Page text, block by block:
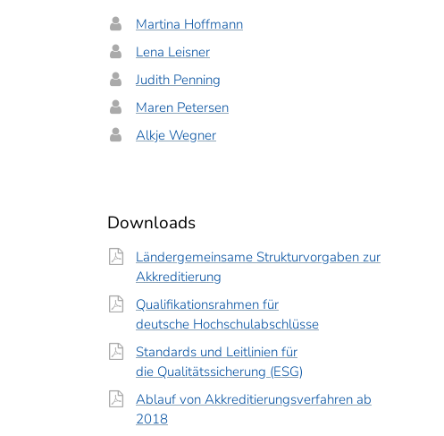
Martina Hoffmann
Lena Leisner
Judith Penning
Maren Petersen
Alkje Wegner
Downloads
Ländergemeinsame Strukturvorgaben zur
Akkreditierung
Qualifikationsrahmen für
deutsche Hochschulabschlüsse
Standards und Leitlinien für
die Qualitätssicherung (ESG)
Ablauf von Akkreditierungsverfahren ab
2018